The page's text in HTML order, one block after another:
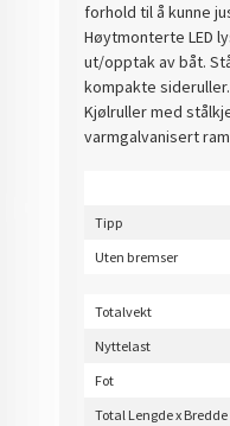
forhold til å kunne
Høytmonterte LED
ut/opptak av båt.
kompakte
Kjølruller med
varmgalvanisert
Tipp
Uten bremser
Totalvekt
Nyttelast
Fot
Total Lengde x